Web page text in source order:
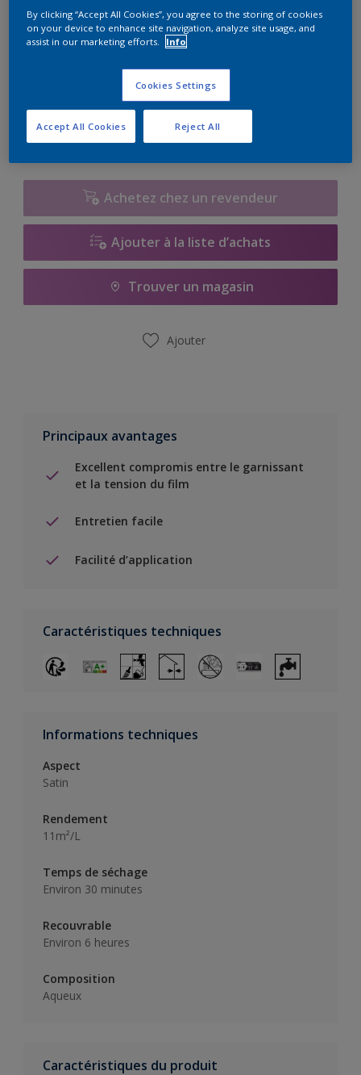
Format
2,5L
Quantité Calculateur de peinture
Calculer
Achetez chez un revendeur
Ajouter à la liste d’achats
Trouver un magasin
Ajouter
Principaux avantages
Excellent compromis entre le garnissant
et la tension du film
Entretien facile
Facilité d’application
Caractéristiques techniques
Informations techniques
Aspect
Satin
Rendement
11m²/L
Temps de séchage
Environ 30 minutes
Recouvrable
Environ 6 heures
Composition
Aqueux
Caractéristiques du produit
By clicking “Accept All Cookies”, you agree to the storing of cookies
on your device to enhance site navigation, analyze site usage, and
assist in our marketing efforts.
Info
Cookies Settings
Reject All
Accept All Cookies